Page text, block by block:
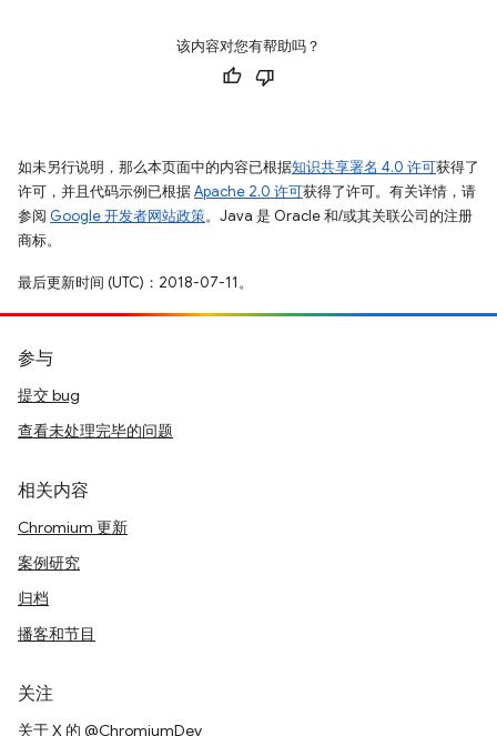
该内容对您有帮助吗？
如未另行说明，那么本页面中的内容已根据知识共享署名 4.0 许可获得了
许可，并且代码示例已根据Apache 2.0 许可获得了许可。有关详情，请
参阅 Google 开发者网站政策。Java 是 Oracle 和/或其关联公司的注册
商标。
最后更新时间 (UTC)：2018-07-11。
参与
提交 bug
查看未处理完毕的问题
相关内容
Chromium 更新
案例研究
归档
播客和节目
关注
关于 X 的 @ChromiumDev